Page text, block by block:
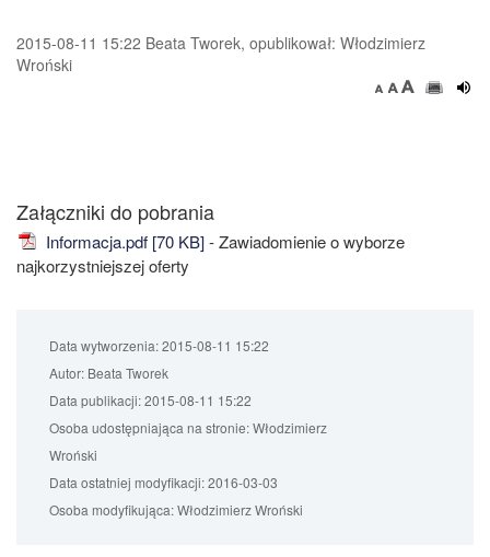
2015-08-11 15:22 Beata Tworek, opublikował: Włodzimierz
Wroński
Załączniki do pobrania
Informacja.pdf [70 KB]- Zawiadomienie o wyborze
najkorzystniejszej oferty
Data wytworzenia:2015-08-11 15:22
Autor: Beata Tworek
Data publikacji:2015-08-11 15:22
Osoba udostępniająca na stronie:Włodzimierz
Wroński
Data ostatniej modyfikacji:2016-03-03
Osoba modyfikująca:Włodzimierz Wroński